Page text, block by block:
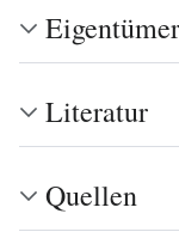
Literatur
Quellen